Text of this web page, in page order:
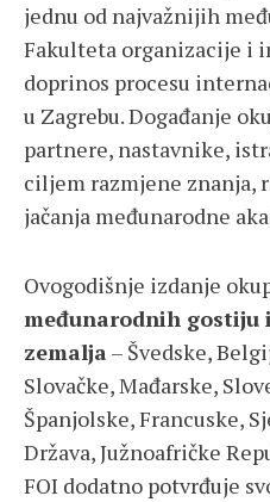
jednu od najvažnijih
Fakulteta organizacije i
doprinos procesu
u Zagrebu. Događanje
partnere, nastavnike,
ciljem razmjene znanja,
jačanja međunarodne
Ovogodišnje izdanje
međunarodnih gostiju
zemalja – Švedske,
Slovačke, Mađarske,
Španjolske, Francuske,
Država, Južnoafričke
FOI dodatno potvrđuje